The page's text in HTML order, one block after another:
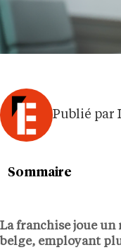
Publié par
La franchise joue un
belge, employant
Sommaire